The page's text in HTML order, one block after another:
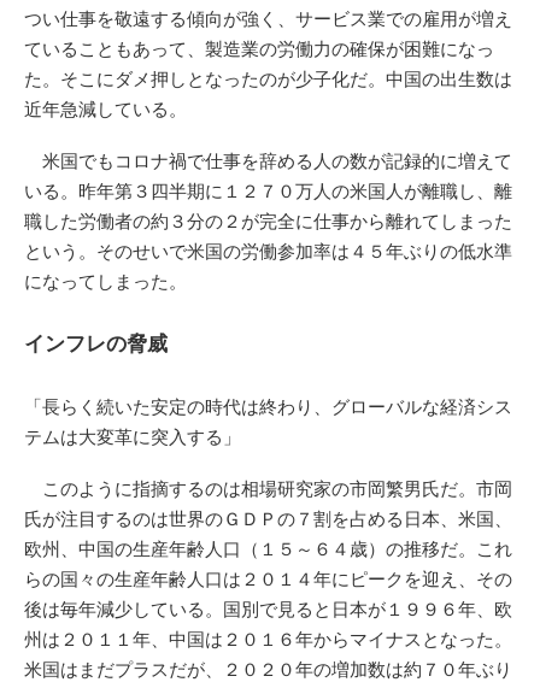
つい仕事を敬遠する傾向が強く、サービス業での雇用が増え
ていることもあって、製造業の労働力の確保が困難になっ
た。そこにダメ押しとなったのが少子化だ。中国の出生数は
近年急減している。
米国でもコロナ禍で仕事を辞める人の数が記録的に増えて
いる。昨年第３四半期に１２７０万人の米国人が離職し、離
職した労働者の約３分の２が完全に仕事から離れてしまった
という。そのせいで米国の労働参加率は４５年ぶりの低水準
になってしまった。
インフレの脅威
「長らく続いた安定の時代は終わり、グローバルな経済シス
テムは大変革に突入する」
このように指摘するのは相場研究家の市岡繁男氏だ。市岡
氏が注目するのは世界のＧＤＰの７割を占める日本、米国、
欧州、中国の生産年齢人口（１５～６４歳）の推移だ。これ
らの国々の生産年齢人口は２０１４年にピークを迎え、その
後は毎年減少している。国別で見ると日本が１９９６年、欧
州は２０１１年、中国は２０１６年からマイナスとなった。
米国はまだプラスだが、２０２０年の増加数は約７０年ぶり